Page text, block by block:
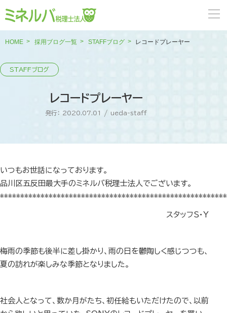
HOME 採用ブログ一覧 STAFFブログ レコードプレーヤー
レコードプレーヤー
発行： 2020.07.01 / ueda-staff
いつもお世話になっております。
品川区五反田最大手のミネルバ税理士法人でございます。
スタッフS・Y
梅雨の季節も後半に差し掛かり、雨の日を鬱陶しく感じつつも、
夏の訪れが楽しみな季節となりました。
社会人となって、数か月がたち、初任給もいただけたので、以前